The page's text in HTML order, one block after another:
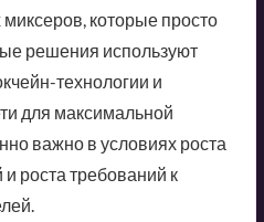
миксеров, которые просто
решения используют
технологии и
для максимальной
важно в условиях роста
роста требований к